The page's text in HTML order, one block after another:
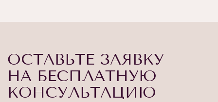
ОСТАВЬТЕ ЗАЯВКУ
НА БЕСПЛАТНУЮ
КОНСУЛЬТАЦИЮ